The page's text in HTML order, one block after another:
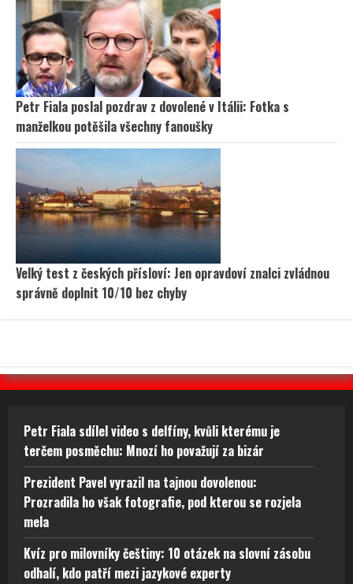
Petr Fiala poslal pozdrav z dovolené v Itálii: Fotka s
manželkou potěšila všechny fanoušky
Velký test z českých přísloví: Jen opravdoví znalci zvládnou
správně doplnit 10/10 bez chyby
Petr Fiala sdílel video s delfíny, kvůli kterému je
terčem posměchu: Mnozí ho považují za bizár
Prezident Pavel vyrazil na tajnou dovolenou:
Prozradila ho však fotografie, pod kterou se rozjela
mela
Kvíz pro milovníky češtiny: 10 otázek na slovní zásobu
odhalí, kdo patří mezi jazykové experty